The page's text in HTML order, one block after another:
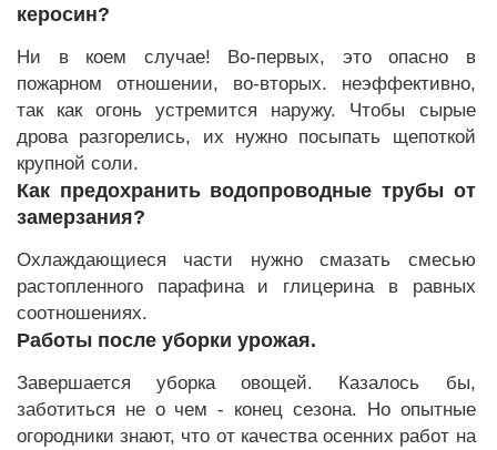
керосин?
Ни в коем случае! Во-первых, это опасно в
пожарном отношении, во-вторых. неэффективно,
так как огонь устремится наружу. Чтобы сырые
дрова разгорелись, их нужно посыпать щепоткой
крупной соли.
Как предохранить водопроводные трубы от
замерзания?
Охлаждающиеся части нужно смазать смесью
растопленного парафина и глицерина в равных
соотношениях.
Работы после уборки урожая.
Завершается уборка овощей. Казалось бы,
заботиться не о чем - конец сезона. Но опытные
огородники знают, что от качества осенних работ на